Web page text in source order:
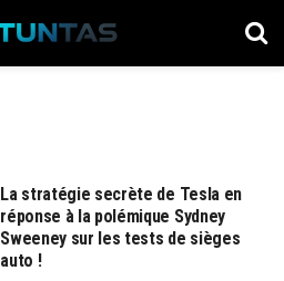
La stratégie secrète de Tesla en
réponse à la polémique Sydney
Sweeney sur les tests de sièges
auto !